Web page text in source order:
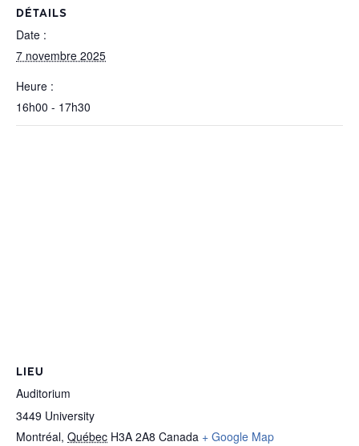
DÉTAILS
Date :
7 novembre 2025
Heure :
16h00 - 17h30
LIEU
Auditorium
3449 University
Montréal, Québec H3A 2A8 Canada + Google Map